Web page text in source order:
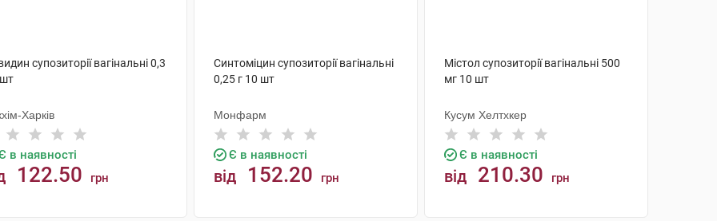
супозиторії вагінальні 0,3
Харків
в наявності
122.50 грн
Синтоміцин супозиторії вагінальні
0,25 г 10 шт
Монфарм
Є в наявності
від 152.20 грн
Містол супозиторії вагінальні 500
мг 10 шт
Кусум Хелтхкер
Є в наявності
від 210.30 грн